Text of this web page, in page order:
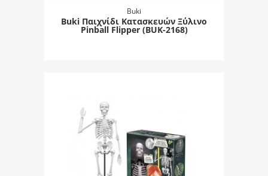
Buki
Buki Παιχνίδι Κατασκευών Ξύλινο
Pinball Flipper (BUK-2168)